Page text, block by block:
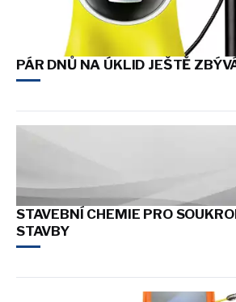
PÁR DNŮ NA ÚKLID JEŠTĚ
STAVEBNÍ CHEMIE PRO
STAVBY